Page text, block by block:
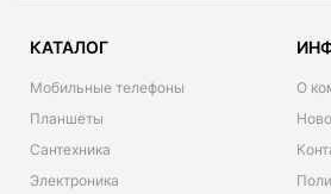
КАТАЛОГ
Мобильные телефоны
Планшеты
Сантехника
Электроника
О